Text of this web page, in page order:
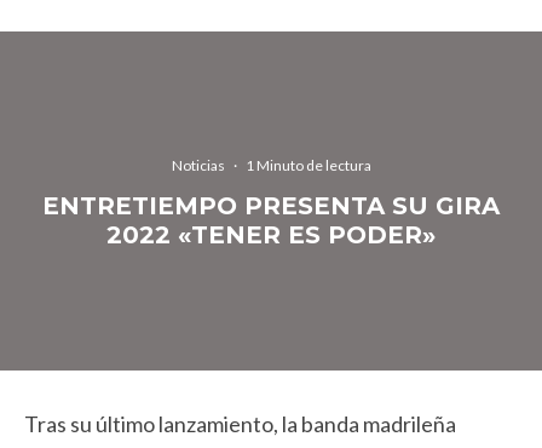
Noticias · 1 Minuto de lectura
ENTRETIEMPO PRESENTA SU GIRA
2022 «TENER ES PODER»
Tras su último lanzamiento, la banda madrileña